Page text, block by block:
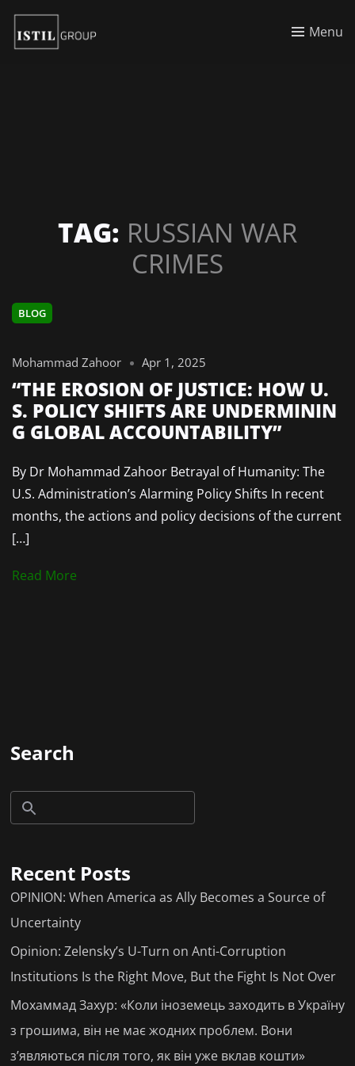
Menu
TAG: RUSSIAN WAR
CRIMES
BLOG
Mohammad Zahoor Apr 1, 2025
“THE EROSION OF JUSTICE: HOW U.
S. POLICY SHIFTS ARE UNDERMININ
G GLOBAL ACCOUNTABILITY”
By Dr Mohammad Zahoor Betrayal of Humanity: The
U.S. Administration’s Alarming Policy Shifts In recent
months, the actions and policy decisions of the current
[…]
Read More
Search
Recent Posts
OPINION: When America as Ally Becomes a Source of
Uncertainty
Opinion: Zelensky’s U-Turn on Anti-Corruption
Institutions Is the Right Move, But the Fight Is Not Over
Мохаммад Захур: «Коли іноземець заходить в Україну
з грошима, він не має жодних проблем. Вони
з’являються після того, як він уже вклав кошти»